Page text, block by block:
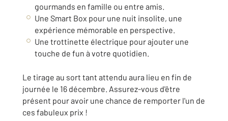
gourmands en famille ou entre amis.
Une Smart Box pour une nuit insolite, une
expérience mémorable en perspective.
Une trottinette électrique pour ajouter une
touche de fun à votre quotidien.
Le tirage au sort tant attendu aura lieu en fin de
journée le 16 décembre. Assurez-vous d'être
présent pour avoir une chance de remporter l'un de
ces fabuleux prix !